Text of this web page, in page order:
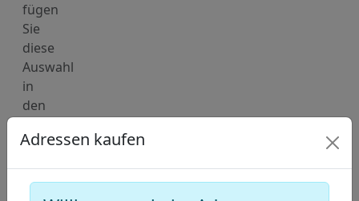
fügen
Sie
diese
Auswahl
in
den
hinzu.
Deutschland
Adressen kaufen